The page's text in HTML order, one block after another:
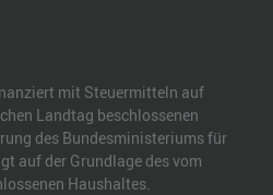
mit Steuermitteln auf
Landtag beschlossenen
des Bundesministeriums für
auf der Grundlage des vom
Haushaltes.